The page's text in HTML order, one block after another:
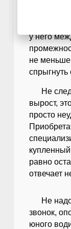
станет
у него
не
спрыгнуть
Не
вырост,
просто
равно
отвечает
Не
звонок,
юного